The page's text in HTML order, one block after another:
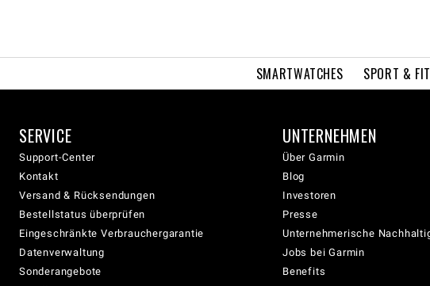
SMARTWATCHES SPORT &
SERVICE
Support-Center
Kontakt
Versand & Rücksendungen
Bestellstatus überprüfen
Eingeschränkte Verbrauchergarantie
Datenverwaltung
Sonderangebote
UNTERNEHMEN
Über Garmin
Blog
Investoren
Presse
Unternehmerische
Jobs bei Garmin
Benefits